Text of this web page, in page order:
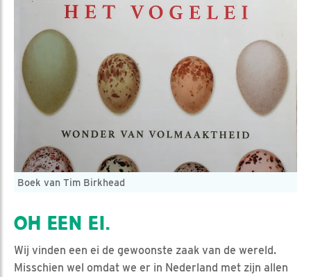
Boek van Tim Birkhead
OH EEN EI.
Wij vinden een ei de gewoonste zaak van de wereld.
Misschien wel omdat we er in Nederland met zijn allen